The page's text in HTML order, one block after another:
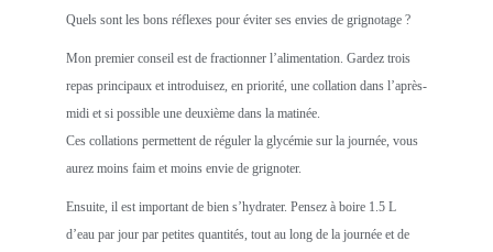
Quels sont les bons réflexes pour éviter ses envies de grignotage ?
Mon premier conseil est de fractionner l’alimentation. Gardez trois
repas principaux et introduisez, en priorité, une collation dans l’après-
midi et si possible une deuxième dans la matinée.
Ces collations permettent de réguler la glycémie sur la journée, vous
aurez moins faim et moins envie de grignoter.
Ensuite, il est important de bien s’hydrater. Pensez à boire 1.5 L
d’eau par jour par petites quantités, tout au long de la journée et de